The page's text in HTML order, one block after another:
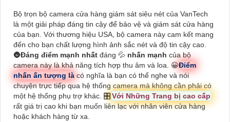
Bộ trọn bộ camera cửa hàng giám sát siêu nét của VanTech
là một giải pháp đáng tin cậy để bảo vệ và giám sát cửa hàng
của bạn. Với thương hiệu USA, bộ camera này cam kết mang
đến cho bạn chất lượng hình ảnh sắc nét và độ tin cậy cao.
🌚Đáng điểm mạnh nhất đáng 💦 nhấn mạnh của bộ
camera này là khả năng tích hợp thu âm và loa. 😀Điểm
nhấn ấn tượng là có nghĩa là bạn có thể nghe và nói
chuyện trực tiếp qua hệ thống camera mà không cần phải có
một hệ thống phụ trợ khác. 🎛Với Những Trang bị cao cấp
rất giá trị cao khi bạn muốn liên lạc với nhân viên cửa hàng
hoặc khách hàng từ xa.